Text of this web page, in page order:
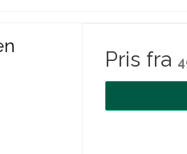
Pris fra